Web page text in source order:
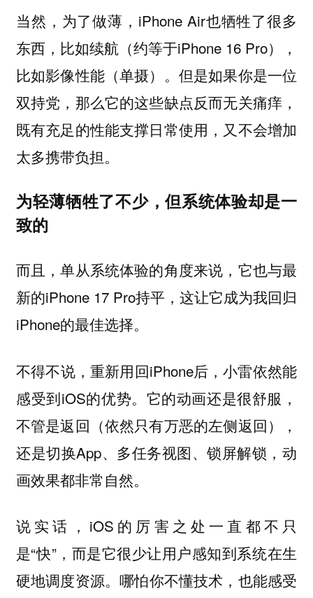
当然，为了做薄，iPhone Air也牺牲了很多
东西，比如续航（约等于iPhone 16 Pro），
比如影像性能（单摄）。但是如果你是一位
双持党，那么它的这些缺点反而无关痛痒，
既有充足的性能支撑日常使用，又不会增加
太多携带负担。
为轻薄牺牲了不少，但系统体验却是一
致的
而且，单从系统体验的角度来说，它也与最
新的iPhone 17 Pro持平，这让它成为我回归
iPhone的最佳选择。
不得不说，重新用回iPhone后，小雷依然能
感受到iOS的优势。它的动画还是很舒服，
不管是返回（依然只有万恶的左侧返回），
还是切换App、多任务视图、锁屏解锁，动
画效果都非常自然。
说实话，iOS的厉害之处一直都不只
是“快”，而是它很少让用户感知到系统在生
硬地调度资源。哪怕你不懂技术，也能感受